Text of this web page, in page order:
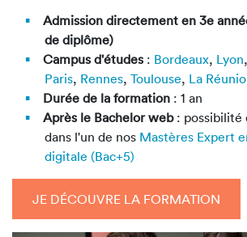
Admission directement en 3e
de diplôme)
Campus d'études: Bordeaux, Lyon,
Paris, Rennes, Toulouse, La
Durée de la formation : 1 an
Après le Bachelor web: possibilité
dans l'un de nos Mastères Expert
digitale (Bac+5)
JE DÉCOUVRE LA FORMATION